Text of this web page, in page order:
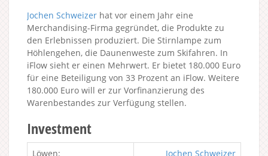
Jochen Schweizer hat vor einem Jahr eine
Merchandising-Firma gegründet, die Produkte zu
den Erlebnissen produziert. Die Stirnlampe zum
Höhlengehen, die Daunenweste zum Skifahren. In
iFlow sieht er einen Mehrwert. Er bietet 180.000 Euro
für eine Beteiligung von 33 Prozent an iFlow. Weitere
180.000 Euro will er zur Vorfinanzierung des
Warenbestandes zur Verfügung stellen.
Investment
Löwen:
Jochen Schweizer